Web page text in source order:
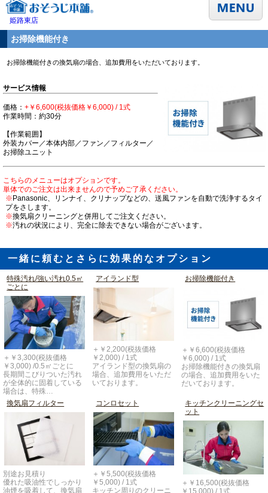
姫路東店
お掃除機能付き
お掃除機能付きの換気扇の場合、追加費用をいただいております。
サービス情報
価格： +￥6,600(税抜価格￥6,000) / 1式
作業時間：約30分
【作業範囲】
外装カバー／本体内部／ファン／フィルター／
お掃除ユニット
こちらのメニューはオプションです。
単体でのご注文は出来ませんので予めご了承ください。
※ Panasonic、リンナイ、クリナップなどの、送風ファンを自動で洗浄するタイ
プをさします。
※換気扇クリーニングと併用してご注文ください。
※汚れの状況により、完全に除去できない場合がございます。
一緒に頼むとさらに効果的なオプション
特殊汚れ/強い汚れ0.5㎡
ごとに
＋￥3,300(税抜価格
￥3,000) /0.5㎡ごとに
長期間こびりついた汚れ
が全体的に固着している
場合は、特殊…
アイランド型
＋￥2,200(税抜価格
￥2,000) / 1式
アイランド型の換気扇の
場合、追加費用をいただ
いております。
お掃除機能付き
＋￥6,600(税抜価格
￥6,000) / 1式
お掃除機能付きの換気扇
の場合、追加費用をいた
だいております。
換気扇フィルター
別途お見積り
優れた吸油性でしっかり
油煙を吸着して、換気扇
コンロセット
＋￥5,500(税抜価格
￥5,000) / 1式
キッチン周りのクリーニ
キッチンクリーニングセ
ット
＋￥16,500(税抜価格
￥15,000) / 1式